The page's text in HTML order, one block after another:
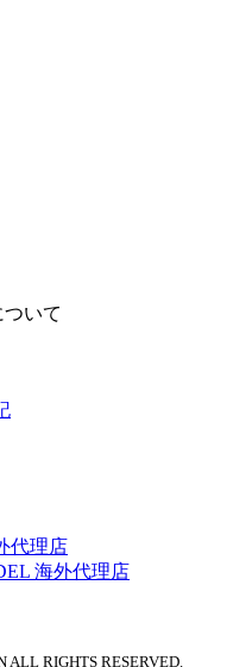
いて
代理店
海外代理店
ALL RIGHTS RESERVED.